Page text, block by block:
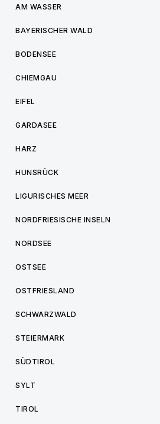
AM WASSER
BAYERISCHER WALD
BODENSEE
CHIEMGAU
EIFEL
GARDASEE
HARZ
HUNSRÜCK
LIGURISCHES MEER
NORDFRIESISCHE INSELN
NORDSEE
OSTSEE
OSTFRIESLAND
SCHWARZWALD
STEIERMARK
SÜDTIROL
SYLT
TIROL